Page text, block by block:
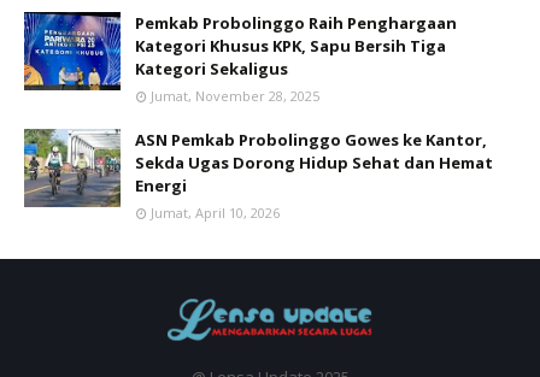
Pemkab Probolinggo Raih Penghargaan
Kategori Khusus KPK, Sapu Bersih Tiga
Kategori Sekaligus
Jumat, November 28, 2025
ASN Pemkab Probolinggo Gowes ke Kantor,
Sekda Ugas Dorong Hidup Sehat dan Hemat
Energi
Jumat, April 10, 2026